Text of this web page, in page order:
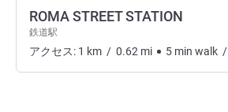
ROMA STREET STATION
鉄道駅
アクセス: 1 km / 0.62 mi 5 min walk /